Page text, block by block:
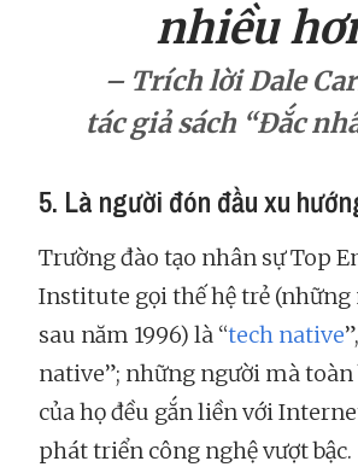
nhiều
– Trích lời Dale
tác giả sách “Đắc
5. Là người đón đầu xu
Trường đào tạo nhân sự Top
Institute gọi thế hệ trẻ
sau năm 1996) là “tech native
native”; những người mà toàn
của họ đều gắn liền với
phát triển công nghệ vượt bậc.